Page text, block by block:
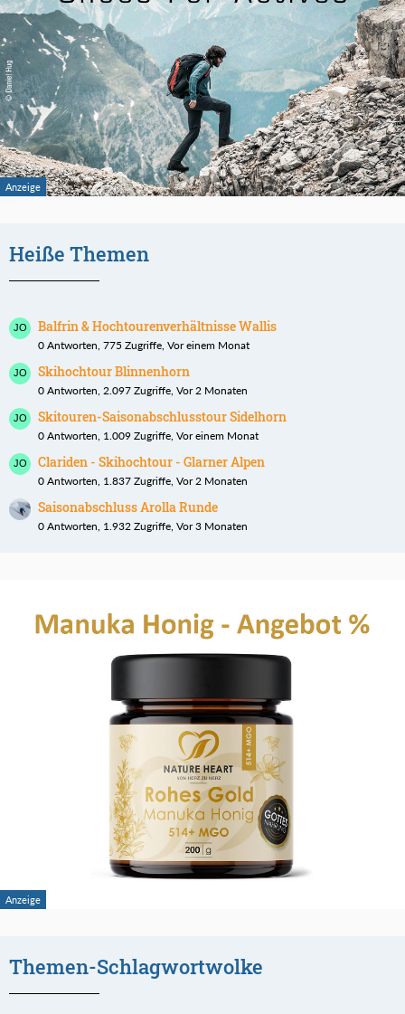
Heiße Themen
Balfrin & Hochtourenverhältnisse Wallis
0 Antworten, 775 Zugriffe, Vor einem Monat
Skihochtour Blinnenhorn
0 Antworten, 2.097 Zugriffe, Vor 2 Monaten
Skitouren-Saisonabschlusstour Sidelhorn
0 Antworten, 1.009 Zugriffe, Vor einem Monat
Clariden - Skihochtour - Glarner Alpen
0 Antworten, 1.837 Zugriffe, Vor 2 Monaten
Saisonabschluss Arolla Runde
0 Antworten, 1.932 Zugriffe, Vor 3 Monaten
Themen-Schlagwortwolke